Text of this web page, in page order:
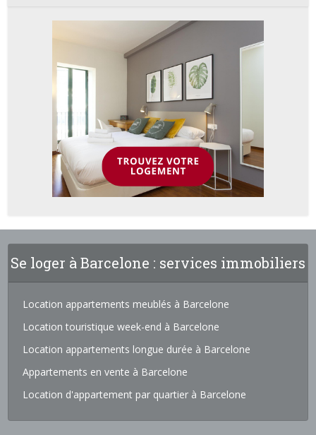
Se loger à Barcelone : services immobiliers
Location appartements meublés à Barcelone
Location touristique week-end à Barcelone
Location appartements longue durée à Barcelone
Appartements en vente à Barcelone
Location d'appartement par quartier à Barcelone